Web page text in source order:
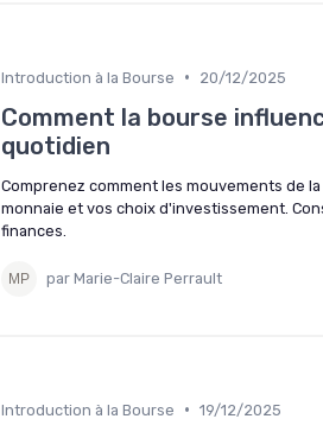
Introduction à la Bourse • 20/12/2025
Comment la bourse
quotidien
Comprenez comment les mouvements de
monnaie et vos choix d'investissement.
finances.
par Marie-Claire Perrault
Introduction à la Bourse • 19/12/2025